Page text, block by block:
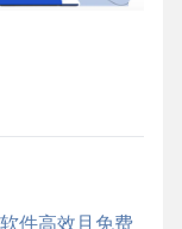
件高效且免费